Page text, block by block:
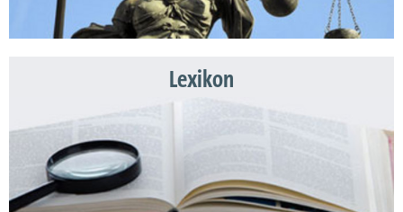
Lexikon